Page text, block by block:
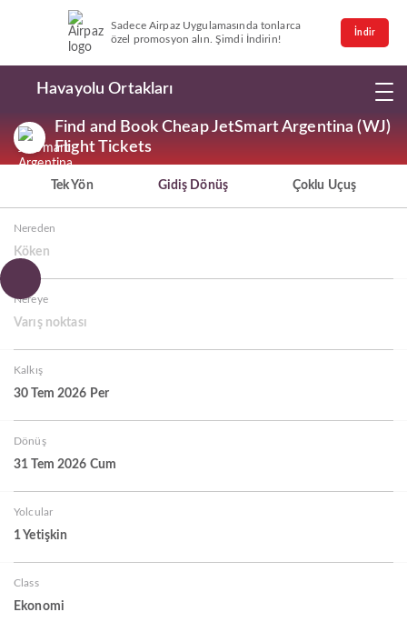
Sadece Airpaz Uygulamasında tonlarca
özel promosyon alın. Şimdi İndirin!
İndir
Havayolu Ortakları
Find and Book Cheap JetSmart Argentina (WJ)
Flight Tickets
Tek Yön Gidiş Dönüş Çoklu Uçuş
Nereden
Köken
Nereye
Varış noktası
Kalkış
30 Tem 2026 Per
Dönüş
31 Tem 2026 Cum
Yolcular
1 Yetişkin
Class
Ekonomi